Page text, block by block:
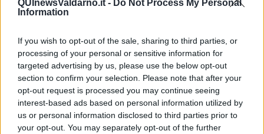
QUInewsValdarno.it - Do Not Process My Personal
Information
If you wish to opt-out of the sale, sharing to third parties, or
processing of your personal or sensitive information for
targeted advertising by us, please use the below opt-out
section to confirm your selection. Please note that after your
opt-out request is processed you may continue seeing
interest-based ads based on personal information utilized by
us or personal information disclosed to third parties prior to
your opt-out. You may separately opt-out of the further
parte, salando leggermente.
sac a poche con beccuccio piccolo a stella.
Lessate la pasta in abbondante acqua salata (i paccheri sono 12
ma sicuramente almeno un paio si romperanno in cottura).
Componete il piatto disponendo una cucchiaiata abbondante di
marmellata piccante di pomodoro, appoggiate sopra i paccheri che
riempirete di mousse alla ricotta salata, disponete infine le
melanzane fritte sul piatto e guarnite con una foglia di basilico.